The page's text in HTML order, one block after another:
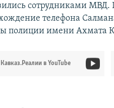
сотрудниками МВД.
телефона
полиции имени Ахмата
Кавказ.Реалии в YouTube